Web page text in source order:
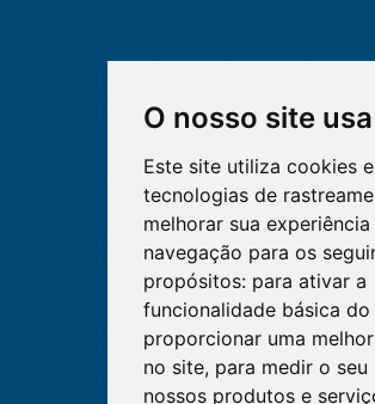
O nosso site
Este site utiliza cookies
tecnologias de
melhorar sua experiência
navegação para os
propósitos: para ativar a
funcionalidade básica do
proporcionar uma
no site, para medir o seu
nossos produtos e